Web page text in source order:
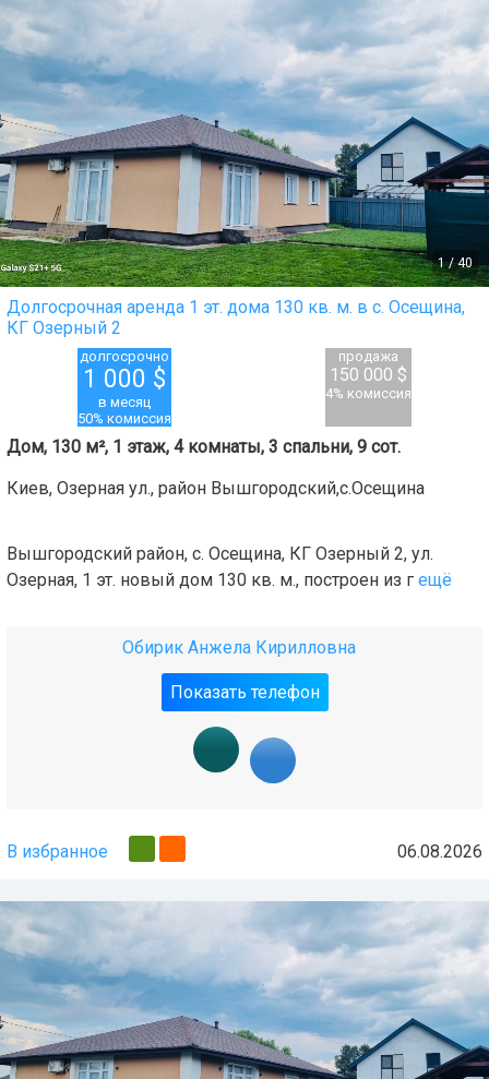
1/40
Долгосрочная аренда 1 эт. дома 130 кв. м. в с. Осещина,
КГ Озерный 2
долгосрочно
1 000 $
в месяц
50% комиссия
продажа
150 000 $
4% комиссия
Дом, 130 м², 1 этаж, 4 комнаты, 3 спальни, 9 сот.
Киев, Озерная ул., район Вышгородский,с.Осещина
Вышгородский район, с. Осещина, КГ Озерный 2, ул.
Озерная, 1 эт. новый дом 130 кв. м., построен из г ещё
Обирик Анжела Кирилловна
Показать телефон
В избранное 06.08.2026